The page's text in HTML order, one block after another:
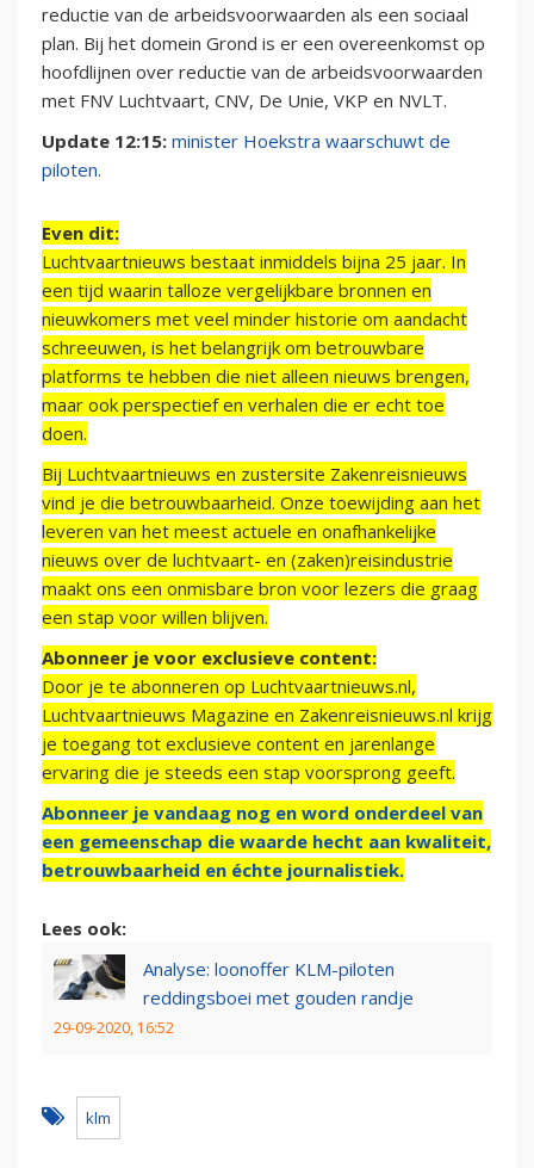
reductie van de arbeidsvoorwaarden als een sociaal
plan. Bij het domein Grond is er een overeenkomst op
hoofdlijnen over reductie van de arbeidsvoorwaarden
met FNV Luchtvaart, CNV, De Unie, VKP en NVLT.
Update 12:15: minister Hoekstra waarschuwt de
piloten.
Even dit:
Luchtvaartnieuws bestaat inmiddels bijna 25 jaar. In
een tijd waarin talloze vergelijkbare bronnen en
nieuwkomers met veel minder historie om aandacht
schreeuwen, is het belangrijk om betrouwbare
platforms te hebben die niet alleen nieuws brengen,
maar ook perspectief en verhalen die er echt toe
doen.
Bij Luchtvaartnieuws en zustersite Zakenreisnieuws
vind je die betrouwbaarheid. Onze toewijding aan het
leveren van het meest actuele en onafhankelijke
nieuws over de luchtvaart- en (zaken)reisindustrie
maakt ons een onmisbare bron voor lezers die graag
een stap voor willen blijven.
Abonneer je voor exclusieve content:
Door je te abonneren op Luchtvaartnieuws.nl,
Luchtvaartnieuws Magazine en Zakenreisnieuws.nl krijg
je toegang tot exclusieve content en jarenlange
ervaring die je steeds een stap voorsprong geeft.
Abonneer je vandaag nog en word onderdeel van
een gemeenschap die waarde hecht aan kwaliteit,
betrouwbaarheid en échte journalistiek.
Lees ook:
Analyse: loonoffer KLM-piloten
reddingsboei met gouden randje
29-09-2020, 16:52
klm